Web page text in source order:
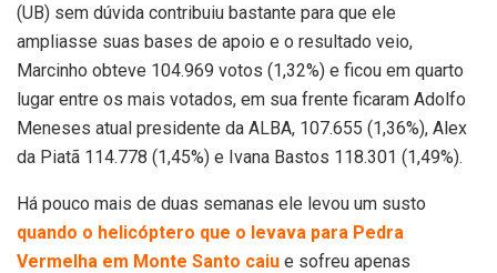
(UB) sem dúvida contribuiu bastante para que ele
ampliasse suas bases de apoio e o resultado veio,
Marcinho obteve 104.969 votos (1,32%) e ficou em quarto
lugar entre os mais votados, em sua frente ficaram Adolfo
Meneses atual presidente da ALBA, 107.655 (1,36%), Alex
da Piatã 114.778 (1,45%) e Ivana Bastos 118.301 (1,49%).
Há pouco mais de duas semanas ele levou um susto
quando o helicóptero que o levava para Pedra
Vermelha em Monte Santo caiu e sofreu apenas